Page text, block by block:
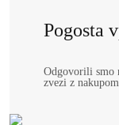
Pogosta
Odgovorili smo
zvezi z